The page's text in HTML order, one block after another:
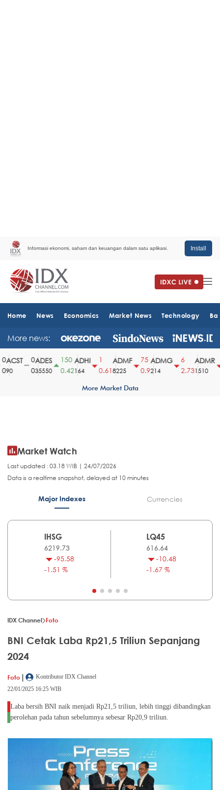
Informasi ekonomi, saham dan keuangan dalam satu aplikasi. Install
Home News Economics Market News Technology
More news:
ACST
90
ADES
35550
150
0.42
ADHI
164
0.61
ADMF
8225
75
0.9
ADMG
214
2.73
ADMR
1510
More Market Data
Market Watch
Last updated : 03.18 WIB | 24/07/2026
Data is a realtime snapshot, delayed at 10 minutes
Major Indexes Currencies
IHSG
6219.73
-95.58
-1.51 %
LQ45
616.64
-10.48
-1.67 %
IDX Channel Foto
BNI Cetak Laba Rp21,5 Triliun Sepanjang
2024
Foto |
Kontributor IDX Channel
22/01/2025 16:25 WIB
Laba bersih BNI naik menjadi Rp21,5 triliun, lebih tinggi dibandingkan
perolehan pada tahun sebelumnya sebesar Rp20,9 triliun.